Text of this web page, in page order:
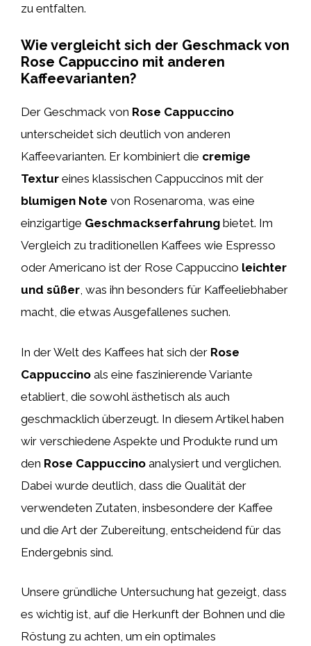
zu entfalten.
Wie vergleicht sich der Geschmack von
Rose Cappuccino mit anderen
Kaffeevarianten?
Der Geschmack von Rose Cappuccino
unterscheidet sich deutlich von anderen
Kaffeevarianten. Er kombiniert die cremige
Textur eines klassischen Cappuccinos mit der
blumigen Note von Rosenaroma, was eine
einzigartige Geschmackserfahrung bietet. Im
Vergleich zu traditionellen Kaffees wie Espresso
oder Americano ist der Rose Cappuccino leichter
und süßer, was ihn besonders für Kaffeeliebhaber
macht, die etwas Ausgefallenes suchen.
In der Welt des Kaffees hat sich der Rose
Cappuccino als eine faszinierende Variante
etabliert, die sowohl ästhetisch als auch
geschmacklich überzeugt. In diesem Artikel haben
wir verschiedene Aspekte und Produkte rund um
den Rose Cappuccino analysiert und verglichen.
Dabei wurde deutlich, dass die Qualität der
verwendeten Zutaten, insbesondere der Kaffee
und die Art der Zubereitung, entscheidend für das
Endergebnis sind.
Unsere gründliche Untersuchung hat gezeigt, dass
es wichtig ist, auf die Herkunft der Bohnen und die
Röstung zu achten, um ein optimales